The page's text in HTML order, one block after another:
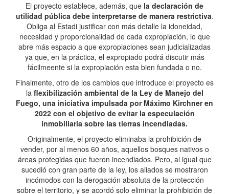
El proyecto establece, además, que la declaración de
utilidad pública debe interpretarse de manera restrictiva.
Obliga al Estadi justificar con más detalle la idoneidad,
necesidad y proporcionalidad de cada expropiación, lo que
abre más espacio a que expropiaciones sean judicializadas
ya que, en la práctica, el expropiado podrá discutir más
fácilmeente si la expropiación esta bien fundada o no.
Finalmente, otro de los cambios que introduce el proyecto es
la flexibilización ambiental de la Ley de Manejo del
Fuego, una iniciativa impulsada por Máximo Kirchner en
2022 con el objetivo de evitar la especulación
inmobiliaria sobre las tierras incendiadas.
Originalmente, el proyecto eliminaba la prohibición de
vender, por al menos 60 años, aquellos bosques nativos o
áreas protegidas que fueron incendiados. Pero, al igual que
sucedió con gran parte de la ley, los aliados se mostraron
incómodos con la derogación absoluta de la protección
sobre el territorio, y se acordó solo eliminar la prohibición de